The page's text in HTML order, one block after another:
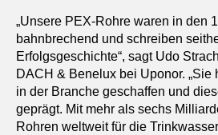
„Unsere PEX-Rohre waren in den
bahnbrechend und schreiben
Erfolgsgeschichte“, sagt Udo
DACH & Benelux bei Uponor. „Sie
in der Branche geschaffen und
geprägt. Mit mehr als sechs
Rohren weltweit für die